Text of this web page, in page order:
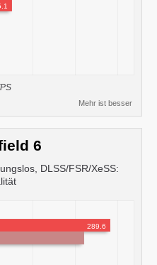
Mehr ist besser
6
DLSS/FSR/XeSS:
289.6